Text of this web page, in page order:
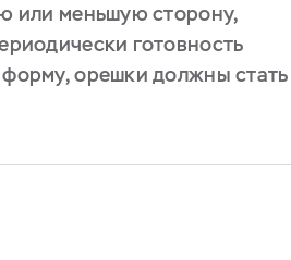
или меньшую сторону,
готовность
орешки должны стать